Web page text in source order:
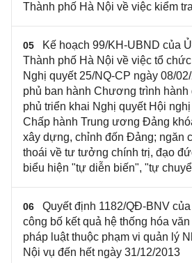
Thành phố Hà Nội về việc kiểm
05
Kế hoạch 99/KH-UBND của
Thành phố Hà Nội về việc tổ
Nghị quyết 25/NQ-CP ngày 08/
phủ ban hành Chương trình hành
phủ triển khai Nghị quyết Hội
Chấp hành Trung ương Đảng
xây dựng, chỉnh đốn Đảng; ngăn
thoái về tư tưởng chính trị, đạo
biểu hiện "tự diễn biến", "tự
06
Quyết định 1182/QĐ-BNV
công bố kết quả hệ thống hóa
pháp luật thuộc phạm vi quản lý
Nội vụ đến hết ngày 31/12/2013